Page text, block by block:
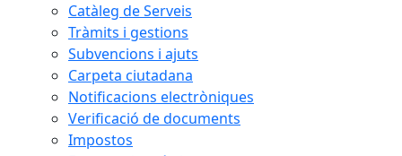
Catàleg de Serveis
Tràmits i gestions
Subvencions i ajuts
Carpeta ciutadana
Notificacions electròniques
Verificació de documents
Impostos